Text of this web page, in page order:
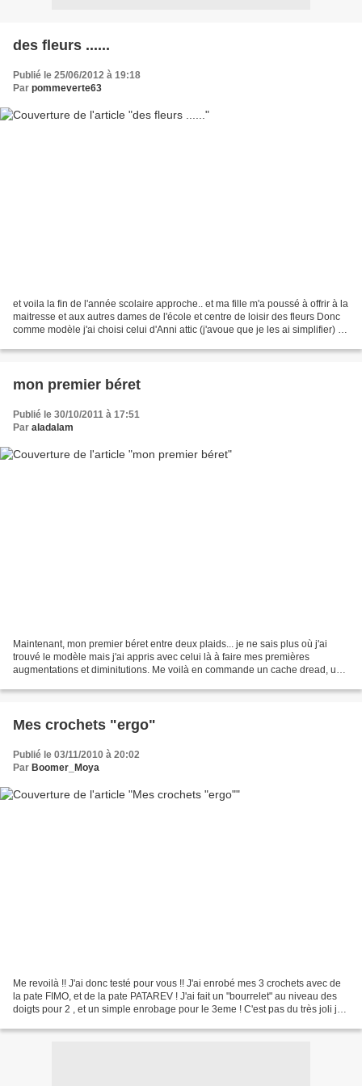
des fleurs ......
Publié le 25/06/2012 à 19:18
Par pommeverte63
et voila la fin de l'année scolaire approche.. et ma fille m'a poussé à offrir à la
maitresse et aux autres dames de l'école et centre de loisir des fleurs Donc
comme modèle j'ai choisi celui d'Anni attic (j'avoue que je les ai simplifier) en
mon premier béret
Publié le 30/10/2011 à 17:51
Par aladalam
Maintenant, mon premier béret entre deux plaids... je ne sais plus où j'ai
trouvé le modèle mais j'ai appris avec celui là à faire mes premières
augmentations et diminitutions. Me voilà en commande un cache dread, un
Mes crochets "ergo"
Publié le 03/11/2010 à 20:02
Par Boomer_Moya
Me revoilà !! J'ai donc testé pour vous !! J'ai enrobé mes 3 crochets avec de
la pate FIMO, et de la pate PATAREV ! J'ai fait un "bourrelet" au niveau des
doigts pour 2 , et un simple enrobage pour le 3eme ! C'est pas du très joli joli